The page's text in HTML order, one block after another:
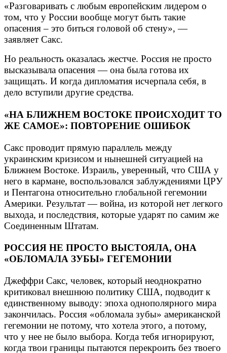
«Разговаривать с любым европейским лидером о
том, что у России вообще могут быть такие
опасения – это биться головой об стену», —
заявляет Сакс.
Но реальность оказалась жестче. Россия не просто
высказывала опасения — она была готова их
защищать. И когда дипломатия исчерпала себя, в
дело вступили другие средства.
«НА БЛИЖНЕМ ВОСТОКЕ ПРОИСХОДИТ ТО
ЖЕ САМОЕ»: ПОВТОРЕНИЕ ОШИБОК
Сакс проводит прямую параллель между
украинским кризисом и нынешней ситуацией на
Ближнем Востоке. Израиль, уверенный, что США у
него в кармане, воспользовался заблуждениями ЦРУ
и Пентагона относительно глобальной гегемонии
Америки. Результат — война, из которой нет легкого
выхода, и последствия, которые ударят по самим же
Соединенным Штатам.
РОССИЯ НЕ ПРОСТО ВЫСТОЯЛА, ОНА
«ОБЛОМАЛА ЗУБЫ» ГЕГЕМОНИИ
Джеффри Сакс, человек, который неоднократно
критиковал внешнюю политику США, подводит к
единственному выводу: эпоха однополярного мира
закончилась. Россия «обломала зубы» американской
гегемонии не потому, что хотела этого, а потому,
что у нее не было выбора. Когда тебя игнорируют,
когда твои границы пытаются перекроить без твоего